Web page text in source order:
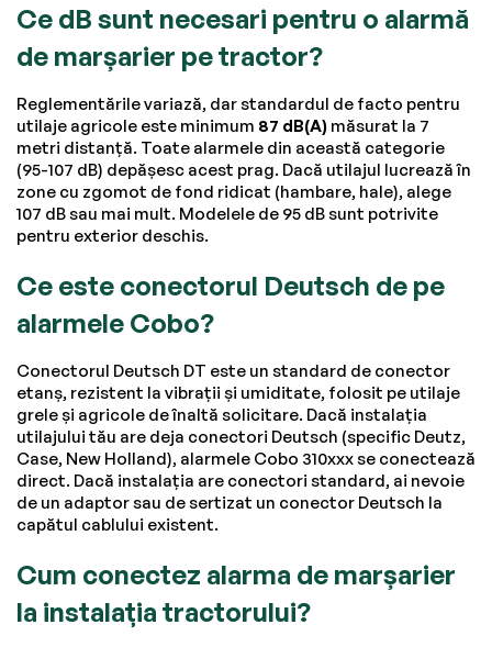
Ce dB sunt necesari pentru o alarmă
de marșarier pe tractor?
Reglementările variază, dar standardul de facto pentru
utilaje agricole este minimum 87 dB(A) măsurat la 7
metri distanță. Toate alarmele din această categorie
(95-107 dB) depășesc acest prag. Dacă utilajul lucrează în
zone cu zgomot de fond ridicat (hambare, hale), alege
107 dB sau mai mult. Modelele de 95 dB sunt potrivite
pentru exterior deschis.
Ce este conectorul Deutsch de pe
alarmele Cobo?
Conectorul Deutsch DT este un standard de conector
etanș, rezistent la vibrații și umiditate, folosit pe utilaje
grele și agricole de înaltă solicitare. Dacă instalația
utilajului tău are deja conectori Deutsch (specific Deutz,
Case, New Holland), alarmele Cobo 310xxx se conectează
direct. Dacă instalația are conectori standard, ai nevoie
de un adaptor sau de sertizat un conector Deutsch la
capătul cablului existent.
Cum conectez alarma de marșarier
la instalația tractorului?